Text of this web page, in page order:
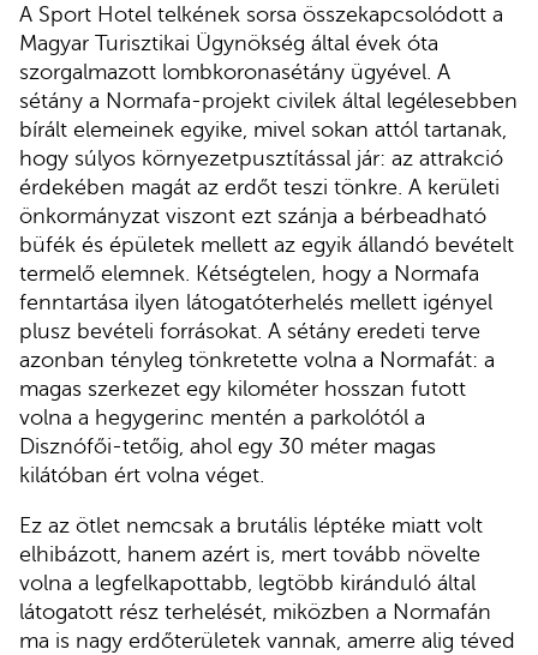
A Sport Hotel telkének sorsa összekapcsolódott a
Magyar Turisztikai Ügynökség által évek óta
szorgalmazott lombkoronasétány ügyével. A
sétány a Normafa-projekt civilek által legélesebben
bírált elemeinek egyike, mivel sokan attól tartanak,
hogy súlyos környezetpusztítással jár: az attrakció
érdekében magát az erdőt teszi tönkre. A kerületi
önkormányzat viszont ezt szánja a bérbeadható
büfék és épületek mellett az egyik állandó bevételt
termelő elemnek. Kétségtelen, hogy a Normafa
fenntartása ilyen látogatóterhelés mellett igényel
plusz bevételi forrásokat. A sétány eredeti terve
azonban tényleg tönkretette volna a Normafát: a
magas szerkezet egy kilométer hosszan futott
volna a hegygerinc mentén a parkolótól a
Disznófői-tetőig, ahol egy 30 méter magas
kilátóban ért volna véget.
Ez az ötlet nemcsak a brutális léptéke miatt volt
elhibázott, hanem azért is, mert tovább növelte
volna a legfelkapottabb, legtöbb kiránduló által
látogatott rész terhelését, miközben a Normafán
ma is nagy erdőterületek vannak, amerre alig téved